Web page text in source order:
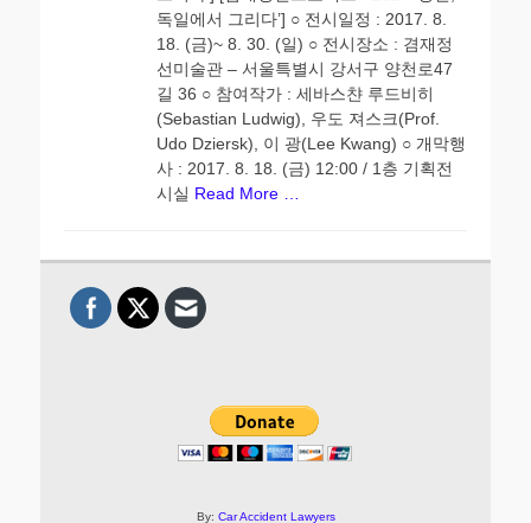
독일에서 그리다’] ○ 전시일정 : 2017. 8.
18. (금)~ 8. 30. (일) ○ 전시장소 : 겸재정
선미술관 – 서울특별시 강서구 양천로47
길 36 ○ 참여작가 : 세바스챤 루드비히
(Sebastian Ludwig), 우도 져스크(Prof.
Udo Dziersk), 이 광(Lee Kwang) ○ 개막행
사 : 2017. 8. 18. (금) 12:00 / 1층 기획전
시실 Read More …
By: Car Accident Lawyers